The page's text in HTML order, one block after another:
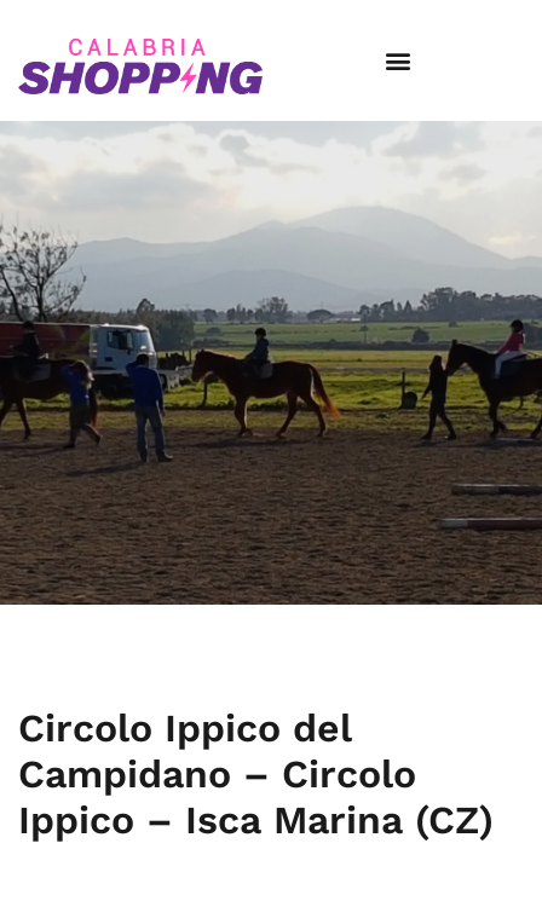
Circolo Ippico del
Campidano – Circolo
Ippico – Isca Marina (CZ)